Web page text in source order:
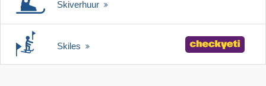
Skiverhuur
Skiles